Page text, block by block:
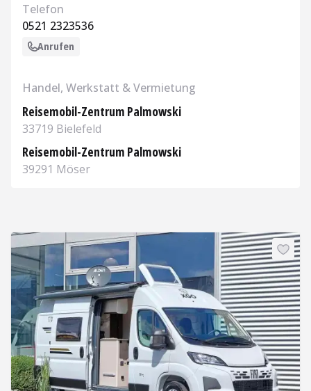
Telefon
0521 2323536
Anrufen
Handel, Werkstatt & Vermietung
Reisemobil-Zentrum Palmowski
33719 Bielefeld
Aufrufen
Reisemobil-Zentrum Palmowski
39291 Möser